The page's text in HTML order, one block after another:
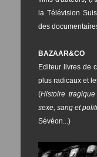
la Télévision
des
BAZAAR&CO
Editeur livres de
plus radicaux et
(Histoire
sexe, sang et
Sévéon...)